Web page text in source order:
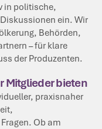
in politische,
ein. Wir
Behörden,
– für klare
der Produzenten.
Mitglieder bieten
praxisnaher
Ob am